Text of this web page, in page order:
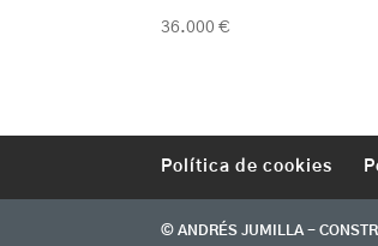
36.000€
Política de cookies
© ANDRÉS JUMILLA -